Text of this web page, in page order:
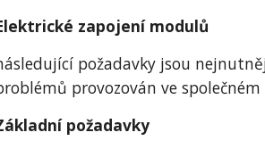
zapojení modulů
požadavky jsou
provozován ve
požadavky